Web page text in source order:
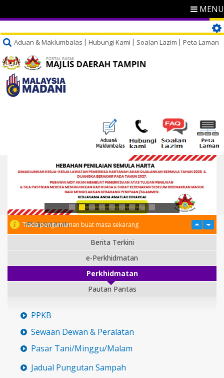
MENU
Aduan & Maklumbalas Hubungi Kami Soalan Lazim Peta Laman
PENGUMUMAN
Tiada pengumuman buat masa sekarang
Berita Terkini
e-Perkhidmatan
Perkhidmatan
Pautan Pantas
PPKB
Sewaan Dewan & Peralatan
Pasar Tani/Minggu/Malam
Jadual Pungutan Sampah